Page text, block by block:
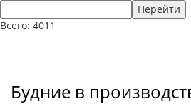
Перейти
Всего: 4011
Будние в